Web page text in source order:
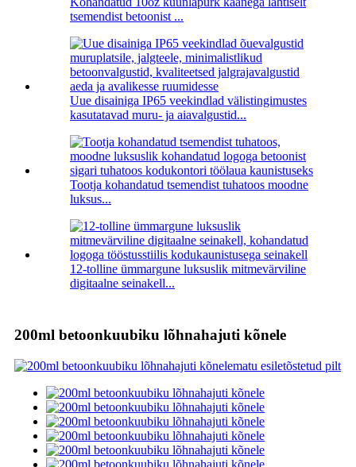
tsemendist betoonist ...
Uue disainiga IP65 veekindlad välistingimustes
kasutatavad muru- ja aiavalgustid...
Tootja kohandatud tsemendist tuhatoos moodne
luksus...
12-tolline ümmargune luksuslik mitmevärviline
digitaalne seinakell...
200ml betoonkuubiku lõhnahajuti kõnele